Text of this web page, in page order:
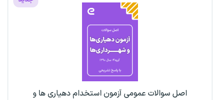
اصل سوالات عمومی آزمون استخدام دهیاری ها و